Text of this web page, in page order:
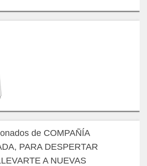
de COMPAÑÍA
PARA DESPERTAR
A NUEVAS